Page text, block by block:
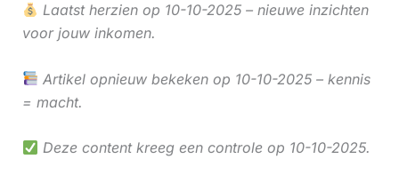
Laatst herzien op 10-10-2025 – nieuwe inzichten
voor jouw inkomen.
Artikel opnieuw bekeken op 10-10-2025 – kennis
= macht.
Deze content kreeg een controle op 10-10-2025.